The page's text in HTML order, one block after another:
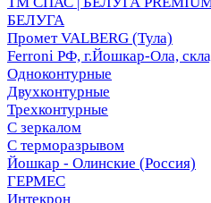
БЕЛУГА
Промет VALBERG (Тула)
Ferroni РФ, г.Йошкар-Ола,
Одноконтурные
Двухконтурные
Трехконтурные
С зеркалом
С терморазрывом
Йошкар - Олинские (Россия)
ГЕРМЕС
Интекрон